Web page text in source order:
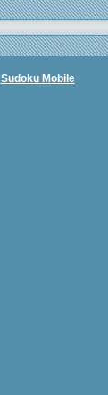
Sudoku Mobile